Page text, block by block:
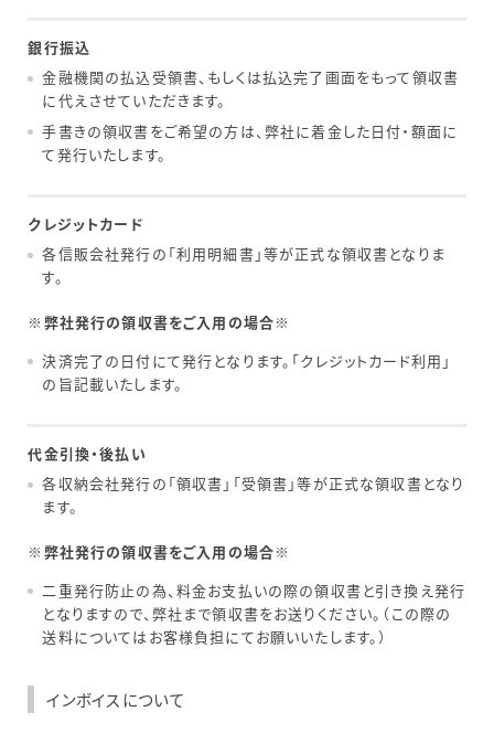
銀行振込
金融機関の払込受領書、もしくは払込完了画面をもって領収書
に代えさせていただきます。
手書きの領収書をご希望の方は、弊社に着金した日付・額面に
て発行いたします。
クレジットカード
各信販会社発行の「利用明細書」等が正式な領収書となりま
す。
※弊社発行の領収書をご入用の場合※
決済完了の日付にて発行となります。「クレジットカード利用」
の旨記載いたします。
代金引換・後払い
各収納会社発行の「領収書」「受領書」等が正式な領収書となり
ます。
※弊社発行の領収書をご入用の場合※
二重発行防止の為、料金お支払いの際の領収書と引き換え発行
となりますので、弊社まで領収書をお送りください。（この際の
送料についてはお客様負担にてお願いいたします。）
インボイスについて